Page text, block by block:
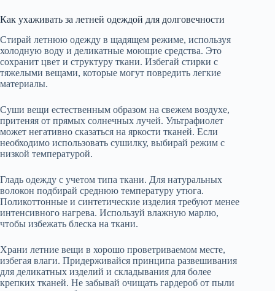
Как ухаживать за летней одеждой для долговечности
Стирай летнюю одежду в щадящем режиме, используя
холодную воду и деликатные моющие средства. Это
сохранит цвет и структуру ткани. Избегай стирки с
тяжелыми вещами, которые могут повредить легкие
материалы.
Суши вещи естественным образом на свежем воздухе,
притеняя от прямых солнечных лучей. Ультрафиолет
может негативно сказаться на яркости тканей. Если
необходимо использовать сушилку, выбирай режим с
низкой температурой.
Гладь одежду с учетом типа ткани. Для натуральных
волокон подбирай среднюю температуру утюга.
Поликоттонные и синтетические изделия требуют менее
интенсивного нагрева. Используй влажную марлю,
чтобы избежать блеска на ткани.
Храни летние вещи в хорошо проветриваемом месте,
избегая влаги. Придерживайся принципа развешивания
для деликатных изделий и складывания для более
крепких тканей. Не забывай очищать гардероб от пыли